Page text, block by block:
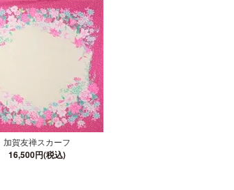
加賀友禅スカーフ
16,500円(税込)